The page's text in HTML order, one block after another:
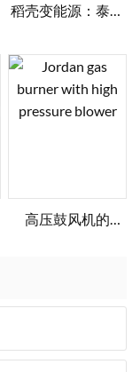
稻壳变能源：泰国
例
高压鼓风机的